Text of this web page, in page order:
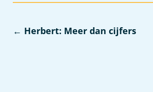
← Herbert: Meer dan cijfers